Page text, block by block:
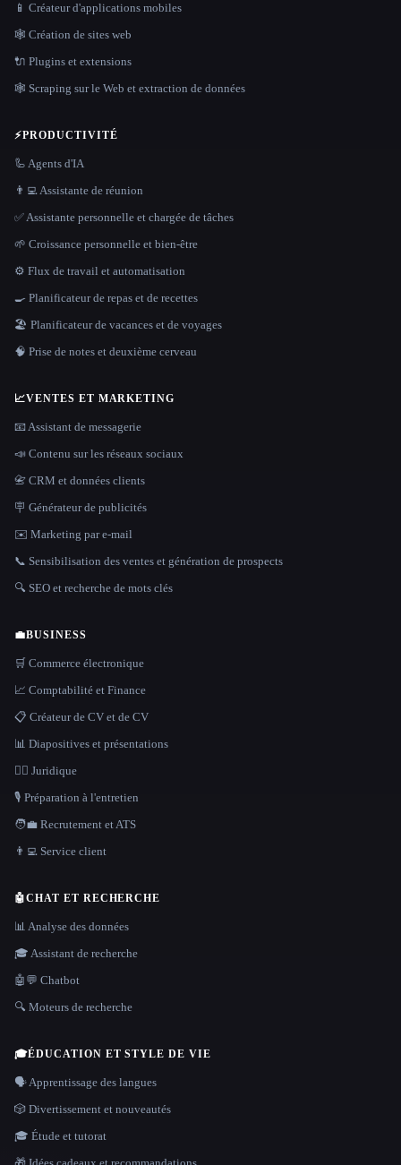
📱 Créateur d'applications mobiles
🕸 Création de sites web
🔌 Plugins et extensions
🕸️ Scraping sur le Web et extraction de données
⚡PRODUCTIVITÉ
🦾 Agents d'IA
👨‍💻 Assistante de réunion
✅ Assistante personnelle et chargée de tâches
🌱 Croissance personnelle et bien-être
⚙️ Flux de travail et automatisation
🍳 Planificateur de repas et de recettes
🏖 Planificateur de vacances et de voyages
🧠 Prise de notes et deuxième cerveau
📈VENTES ET MARKETING
📧 Assistant de messagerie
📣 Contenu sur les réseaux sociaux
📇 CRM et données clients
🪧 Générateur de publicités
✉️ Marketing par e-mail
📞 Sensibilisation des ventes et génération de prospects
🔍 SEO et recherche de mots clés
💼BUSINESS
🛒 Commerce électronique
📈 Comptabilité et Finance
📋 Créateur de CV et de CV
📊 Diapositives et présentations
👩‍⚖️ Juridique
🎙️ Préparation à l'entretien
🧑‍💼 Recrutement et ATS
👨‍💻 Service client
🤖CHAT ET RECHERCHE
📊 Analyse des données
🎓 Assistant de recherche
🤖💬 Chatbot
🔍 Moteurs de recherche
🎓ÉDUCATION ET STYLE DE VIE
🗣️ Apprentissage des langues
🎲 Divertissement et nouveautés
🎓 Étude et tutorat